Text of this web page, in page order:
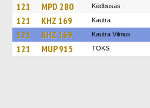
121 MPD 280 Kėdbusas
121 KHZ 169 Kautra
121 KHZ 169 Kautra Vilnius
121 MUP 915 TOKS